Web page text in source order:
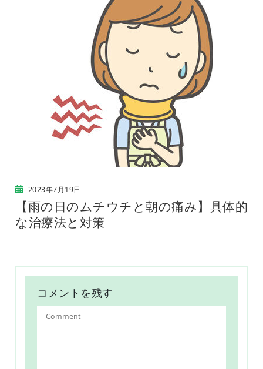
2023年7月19日
【雨の日のムチウチと朝の痛み】具体的
な治療法と対策
コメントを残す